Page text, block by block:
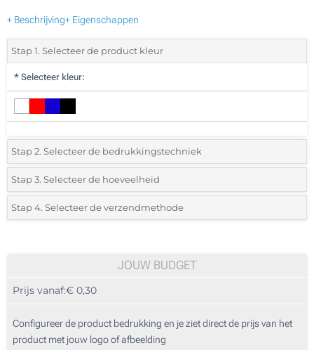
+ Beschrijving+ Eigenschappen
Stap 1. Selecteer de product kleur
* Selecteer kleur:
Stap 2. Selecteer de bedrukkingstechniek
*Selecteer de bedrukking en kleuren van het logo:
1 Kleur (Aan een kant)
Stap 3. Selecteer de hoeveelheid
*Selecteer uit de lijst of voeg het gewenste aantal in
100
500
Stap 4. Selecteer de verzendmethode
JOUW BUDGET
Prijs vanaf:€ 0,30
Configureer de product bedrukking en je ziet direct de prijs van het
product met jouw logo of afbeelding